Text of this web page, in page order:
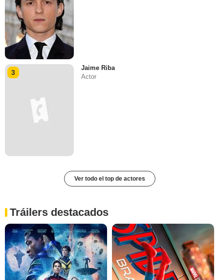
3
Jaime Riba
Actor
Ver todo el top de actores
Tráilers destacados